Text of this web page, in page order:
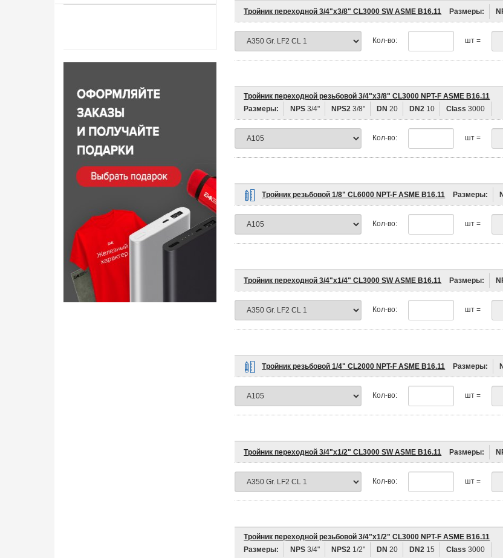
Тройник переходной 3/4"х3/8" CL3000 SW ASME B16.11 Размеры:
Кол-во: шт =
Тройник переходной резьбовой 3/4"х3/8" CL3000 NPT-F ASME B16.11
Размеры:
NPS 3/4" NPS2 3/8" DN 20 DN2 10 Class 3000
Кол-во: шт =
Тройник резьбовой 1/8" CL6000 NPT-F ASME B16.11 Размеры:
Кол-во: шт =
Тройник переходной 3/4"х1/4" CL3000 SW ASME B16.11 Размеры:
Кол-во: шт =
Тройник резьбовой 1/4" CL2000 NPT-F ASME B16.11 Размеры:
Кол-во: шт =
Тройник переходной 3/4"х1/2" CL3000 SW ASME B16.11 Размеры:
Кол-во: шт =
Тройник переходной резьбовой 3/4"х1/2" CL3000 NPT-F ASME B16.11
Размеры:
NPS 3/4" NPS2 1/2" DN 20 DN2 15 Class 3000